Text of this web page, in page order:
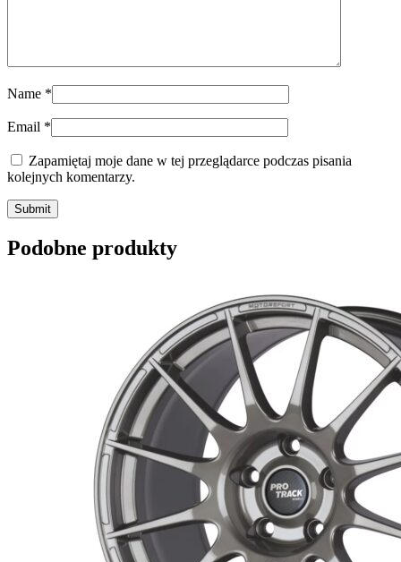
Name *
Email *
Zapamiętaj moje dane w tej przeglądarce podczas pisania
kolejnych komentarzy.
Submit
Podobne produkty